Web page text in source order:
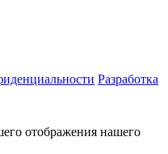
Разработка
отображения нашего